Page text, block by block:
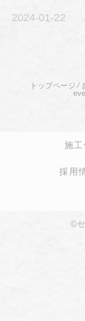
2024-01 -22
トップページ ⁄
施工
採用
©